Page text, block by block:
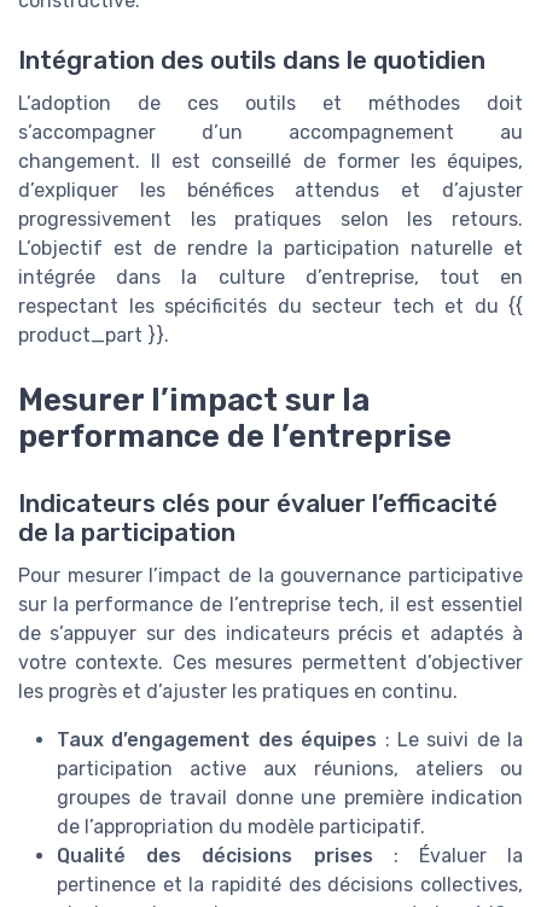
Intégration des outils dans le quotidien
L’adoption de ces outils et méthodes doit
s’accompagner d’un accompagnement au
changement. Il est conseillé de former les équipes,
d’expliquer les bénéfices attendus et d’ajuster
progressivement les pratiques selon les retours.
L’objectif est de rendre la participation naturelle et
intégrée dans la culture d’entreprise, tout en
respectant les spécificités du secteur tech et du {{
product_part }}.
Mesurer l’impact sur la
performance de l’entreprise
Indicateurs clés pour évaluer l’efficacité
de la participation
Pour mesurer l’impact de la gouvernance participative
sur la performance de l’entreprise tech, il est essentiel
de s’appuyer sur des indicateurs précis et adaptés à
votre contexte. Ces mesures permettent d’objectiver
les progrès et d’ajuster les pratiques en continu.
Taux d’engagement des équipes : Le suivi de la
participation active aux réunions, ateliers ou
groupes de travail donne une première indication
de l’appropriation du modèle participatif.
Qualité des décisions prises : Évaluer la
pertinence et la rapidité des décisions collectives,